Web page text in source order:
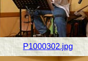
P1000302.jpg